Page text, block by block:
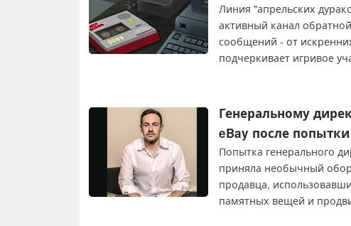
Линия "апрельских
активный канал
сообщений - от
подчеркивает игривое
продолжает работу над
Генеральному
eBay после
Попытка генерального
приняла необычный
продавца,
памятных вещей и